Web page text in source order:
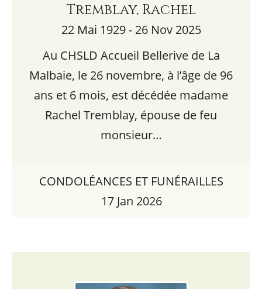
Tremblay, Rachel
22 Mai 1929 - 26 Nov 2025
Au CHSLD Accueil Bellerive de La
Malbaie, le 26 novembre, à l’âge de 96
ans et 6 mois, est décédée madame
Rachel Tremblay, épouse de feu
monsieur…
CONDOLÉANCES ET FUNÉRAILLES
17 Jan 2026